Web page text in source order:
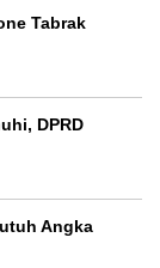
Tabrak
DPRD
Angka